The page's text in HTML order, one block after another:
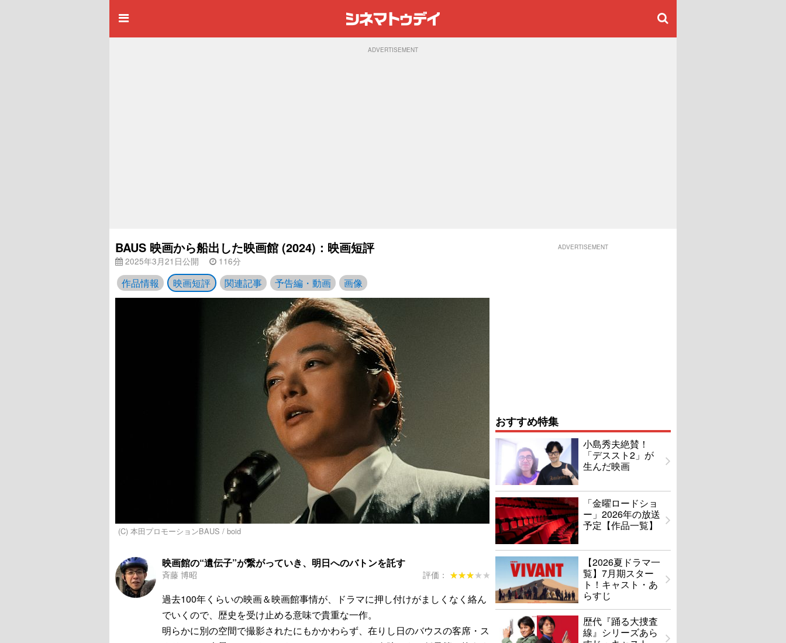
ADVERTISEMENT
BAUS 映画から船出した映画館 (2024)：映画短評
2025年3月21日公開 116分
作品情報 映画短評 関連記事 予告編・動画 画像
(C) 本田プロモーションBAUS / boid
映画館の“遺伝子”が繋がっていき、明日へのバトンを託す
斉藤 博昭 評価： ★★★★★
★★★★★
過去100年くらいの映画＆映画館事情が、ドラマに押し付けがましくなく絡ん
でいくので、歴史を受け止める意味で貴重な一作。
明らかに別の空間で撮影されたにもかかわらず、在りし日のバウスの客席・ス
ADVERTISEMENT
おすすめ特集
小島秀夫絶賛！
「デススト2」が
生んだ映画
「金曜ロードショ
ー」2026年の放送
予定【作品一覧】
【2026夏ドラマ一
覧】7月期スター
ト！キャスト・あ
らすじ
歴代『踊る大捜査
線』シリーズあら